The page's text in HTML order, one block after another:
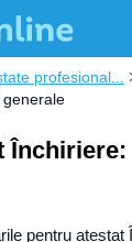
profesional...
generale
Închiriere:
pentru atestat